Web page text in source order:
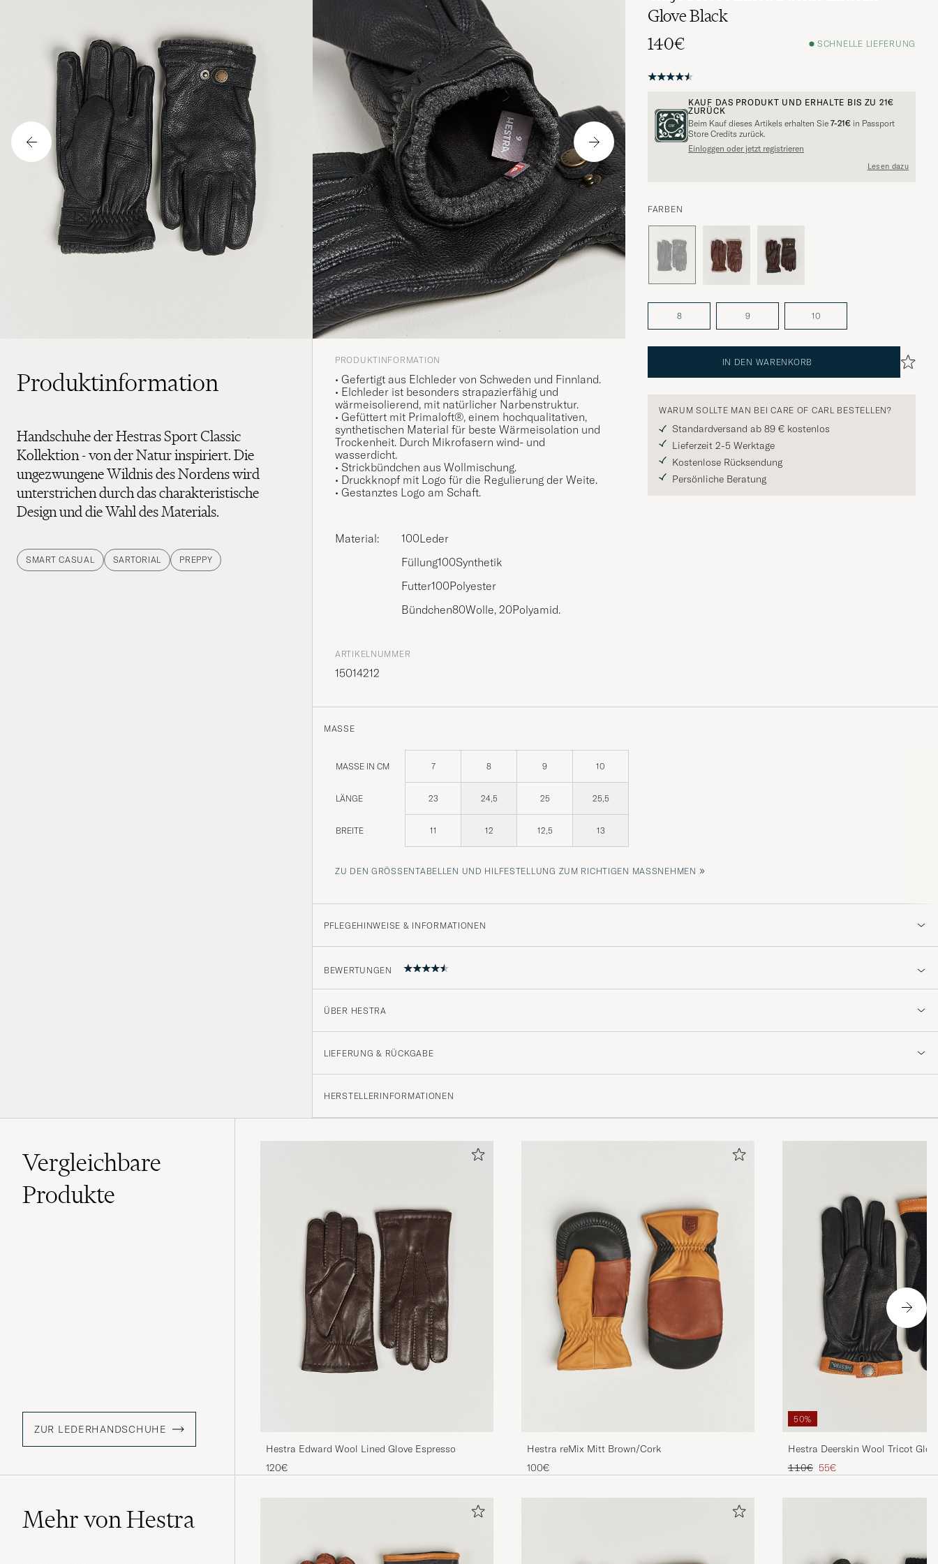
Weitere Alternativen?
Glove Black
140€
SCHNELLE LIEFERUNG
KAUF DAS PRODUKT UND ERHALTE BIS ZU 21€
ZURÜCK
Beim Kauf dieses Artikels erhalten Sie 7-21€ in Passport
Store Credits zurück.
Einloggen oder jetzt registrieren
Lesen dazu
FARBEN
8 9 10
IN DEN WARENKORB
WARUM SOLLTE MAN BEI CARE OF CARL BESTELLEN?
Standardversand ab 89 € kostenlos
Lieferzeit 2-5 Werktage
Kostenlose Rücksendung
Persönliche Beratung
Produktinformation
Handschuhe der Hestras Sport Classic
Kollektion - von der Natur inspiriert. Die
ungezwungene Wildnis des Nordens wird
unterstrichen durch das charakteristische
Design und die Wahl des Materials.
SMART CASUAL SARTORIAL PREPPY
PRODUKTINFORMATION
• Gefertigt aus Elchleder von Schweden und Finnland.
• Elchleder ist besonders strapazierfähig und
wärmeisolierend, mit natürlicher Narbenstruktur.
• Gefüttert mit Primaloft®, einem hochqualitativen,
synthetischen Material für beste Wärmeisolation und
Trockenheit. Durch Mikrofasern wind- und
wasserdicht.
• Strickbündchen aus Wollmischung.
• Druckknopf mit Logo für die Regulierung der Weite.
• Gestanztes Logo am Schaft.
Material:
100Leder
Füllung100Synthetik
Futter100Polyester
Bündchen80Wolle, 20Polyamid.
ARTIKELNUMMER
15014212
MASSE
MASSE IN CM 7 8 9 10
LÄNGE 23 24,5 25 25,5
BREITE 11 12 12,5 13
ZU DEN GRÖSSENTABELLEN UND HILFESTELLUNG ZUM RICHTIGEN MASSNEHMEN »
PFLEGEHINWEISE & INFORMATIONEN
BEWERTUNGEN
4.7
(44)
KAMERAHUSET APS B GEKAUFT AM AUF CAREOFCARL.DK
Flotte hansker, og kjapt levert!
LARS S GEKAUFT AM AUF CAREOFCARL.NO
Mkt bra. Motsvarar förvänatningarna
GORAN N GEKAUFT AM AUF CAREOFCARL.SE
haft i min ägo.
ROBERT D GEKAUFT AM AUF CAREOFCARL.SE
Sköna, varma och bra kvalitet 👍
ÜBER HESTRA
LIEFERUNG & RÜCKGABE
HERSTELLERINFORMATIONEN
Vergleichbare
Produkte
ZUR LEDERHANDSCHUHE
Hestra Edward Wool Lined Glove Espresso
120€
Hestra reMix Mitt Brown/Cork
100€
50%
Hestra Deerskin Wool Tricot
Regulärer Preis
110€ Reduzierter Preis
55€
Mehr von Hestra